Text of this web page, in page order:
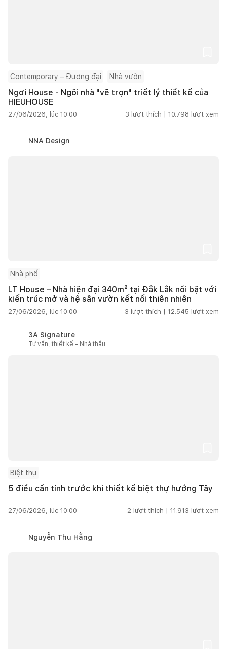
Contemporary – Đương đại Nhà vườn
Ngơi House - Ngôi nhà "vẽ trọn" triết lý thiết kế của
HIEUHOUSE
27/06/2026, lúc 10:00 3 lượt thích | 10.798 lượt xem
NNA Design
Nhà phố
LT House – Nhà hiện đại 340m² tại Đắk Lắk nổi bật với
kiến trúc mở và hệ sân vườn kết nối thiên nhiên
27/06/2026, lúc 10:00 3 lượt thích | 12.545 lượt xem
3A Signature
Tư vấn, thiết kế - Nhà thầu
Biệt thự
5 điều cần tính trước khi thiết kế biệt thự hướng Tây
27/06/2026, lúc 10:00 2 lượt thích | 11.913 lượt xem
Nguyễn Thu Hằng